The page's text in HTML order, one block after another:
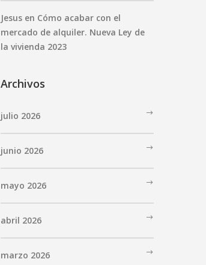
Jesus en Cómo acabar con el
mercado de alquiler. Nueva Ley de
la vivienda 2023
Archivos
julio 2026
junio 2026
mayo 2026
abril 2026
marzo 2026